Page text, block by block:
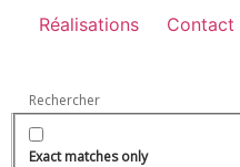
Réalisations Contact
Exact matches only